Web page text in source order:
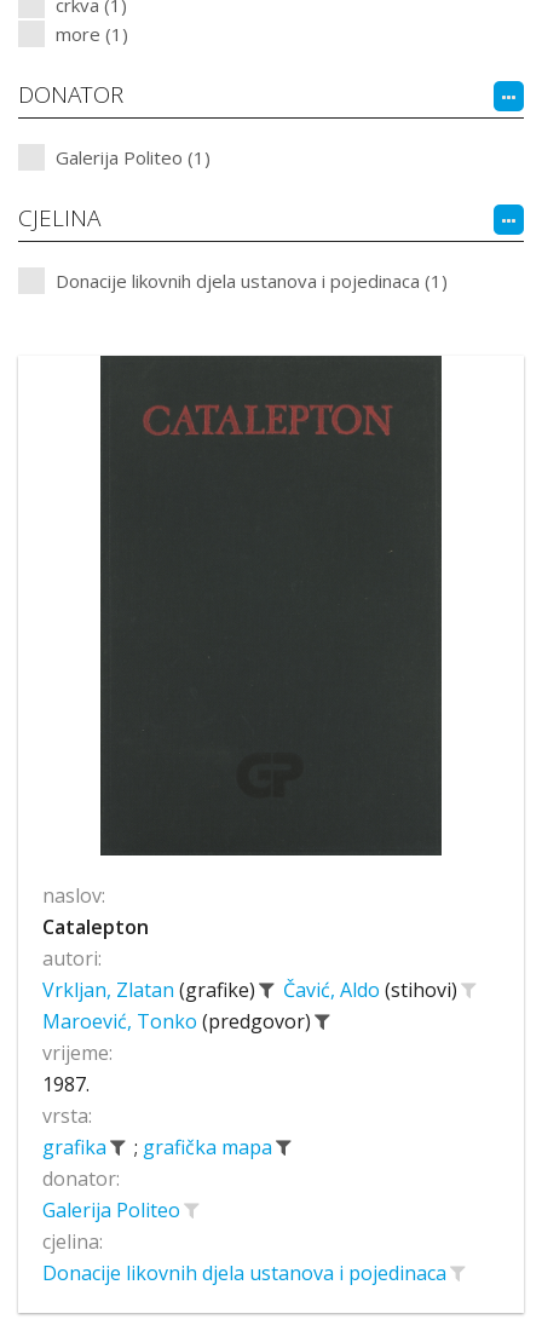
more (1)
DONATOR
Galerija Politeo (1)
CJELINA
Donacije likovnih djela ustanova i pojedinaca (1)
naslov:
Catalepton
autori:
Vrkljan, Zlatan (grafike) Čavić, Aldo (stihovi)
Maroević, Tonko (predgovor)
vrijeme:
1987.
vrsta:
grafika
; grafička mapa
donator:
Galerija Politeo
cjelina:
Donacije likovnih djela ustanova i pojedinaca